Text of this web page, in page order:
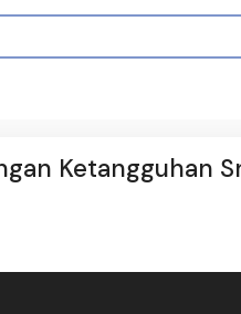
Ketangguhan